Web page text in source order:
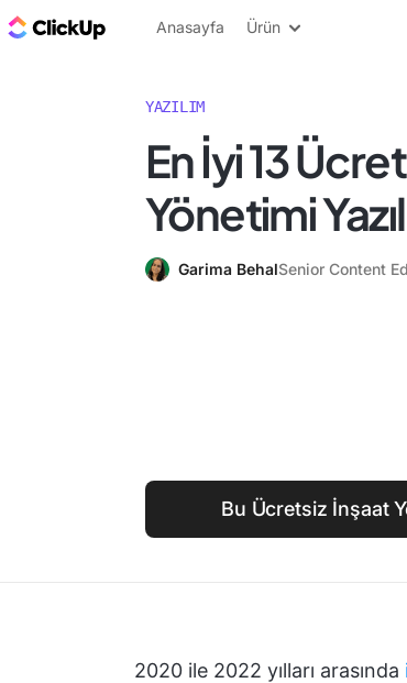
ClickUp Blog
Anasayfa Ürün
YAZILIM
En İyi 13
Yönetimi
Garima BehalSenior Content
Bu Ücretsiz İnşaat
2020 ile 2022 yılları arasında